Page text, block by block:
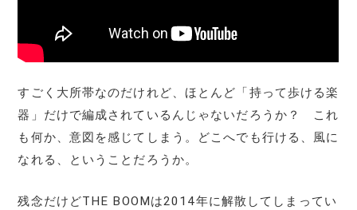
すごく大所帯なのだけれど、ほとんど「持って歩ける楽
器」だけで編成されているんじゃないだろうか？ これ
も何か、意図を感じてしまう。どこへでも行ける、風に
なれる、ということだろうか。
残念だけどTHE BOOMは2014年に解散してしまってい